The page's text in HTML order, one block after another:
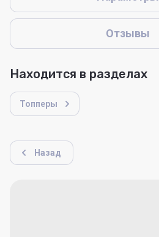
Отзывы
Находится в разделах
Топперы
Назад